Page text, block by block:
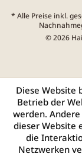
* Alle Preise inkl.
© 2026
Diese Website
Betrieb der
werden.
dieser Website
die
Netzwerken